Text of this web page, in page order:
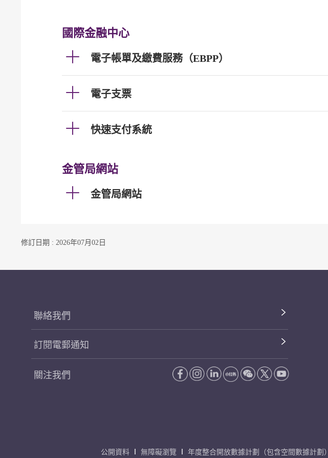
國際金融中心
電子帳單及繳費服務（EBPP）
電子支票
快速支付系統
金管局網站
金管局網站
修訂日期 : 2026年07月02日
聯絡我們
訂閱電郵通知
關注我們
公開資料 無障礙瀏覽 年度整合開放數據計劃（包含空間數據計劃）